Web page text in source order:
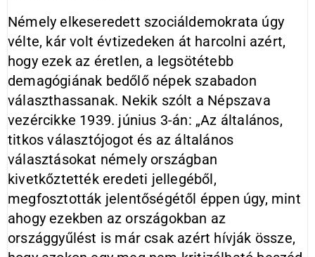
Némely elkeseredett szociáldemokrata úgy
vélte, kár volt évtizedeken át harcolni azért,
hogy ezek az éretlen, a legsötétebb
demagógiának bedőlő népek szabadon
választhassanak. Nekik szólt a Népszava
vezércikke 1939. június 3-án: „Az általános,
titkos választójogot és az általános
választásokat némely országban
kivetkőztették eredeti jellegéből,
megfosztották jelentőségétől éppen úgy, mint
ahogy ezekben az országokban az
országgyűlést is már csak azért hívják össze,